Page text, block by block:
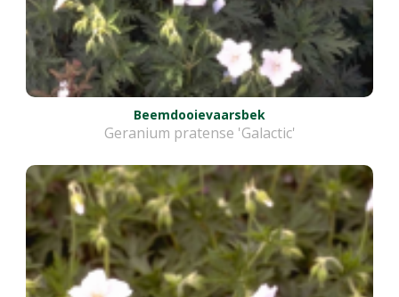
Beemdooievaarsbek
Geranium pratense 'Galactic'